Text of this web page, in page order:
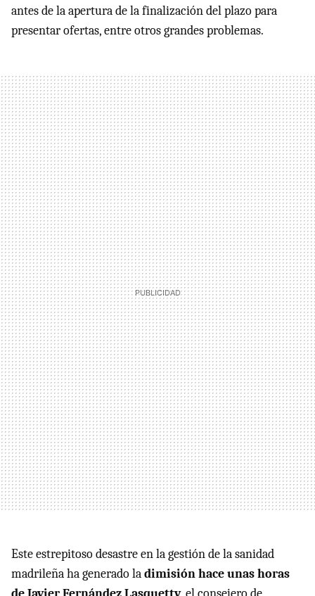
antes de la apertura de la finalización del plazo para
presentar ofertas, entre otros grandes problemas.
Este estrepitoso desastre en la gestión de la sanidad
madrileña ha generado ladimisión hace unas horas